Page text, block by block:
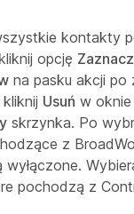
kontakty
opcję
na pasku akcji po
Usuń w
skrzynka. Po
z
wyłączone.
pochodzą z